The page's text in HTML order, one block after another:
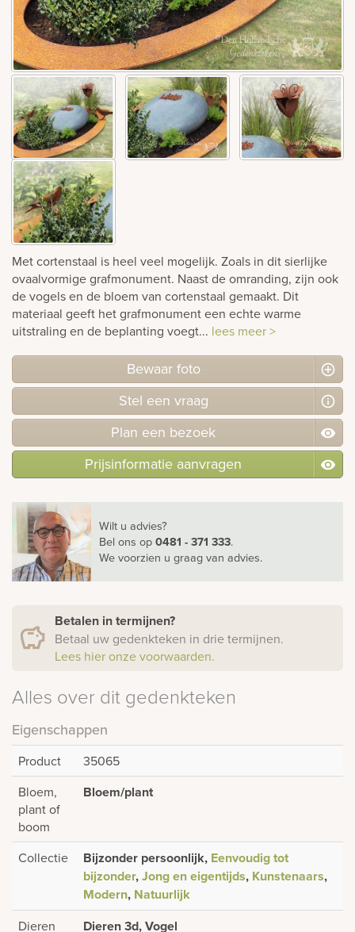
Met cortenstaal is heel veel mogelijk. Zoals in dit sierlijke
ovaalvormige grafmonument. Naast de omranding, zijn ook
de vogels en de bloem van cortenstaal gemaakt. Dit
materiaal geeft het grafmonument een echte warme
uitstraling en de beplanting voegt... lees meer >
Bewaar foto
Stel een vraag
Plan een bezoek
Prijsinformatie aanvragen
Wilt u advies?
Bel ons op0481 - 371 333.
We voorzien u graag van advies.
Betalen in termijnen?
Betaal uw gedenkteken in drie termijnen.
Lees hier onze voorwaarden.
Alles over dit gedenkteken
Eigenschappen
Product
35065
Bloem,
plant of
boom
Bloem/plant
Collectie Bijzonder persoonlijk, Eenvoudig tot
bijzonder,Jong en eigentijds, Kunstenaars,
Modern, Natuurlijk
Dieren Dieren 3d, Vogel